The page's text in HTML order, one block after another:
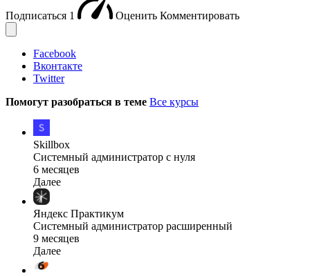
Подписаться 1 Оценить Комментировать
Facebook
Вконтакте
Twitter
Помогут разобраться в теме Все курсы
Skillbox
Системный администратор с нуля
6 месяцев
Далее
Яндекс Практикум
Системный администратор расширенный
9 месяцев
Далее